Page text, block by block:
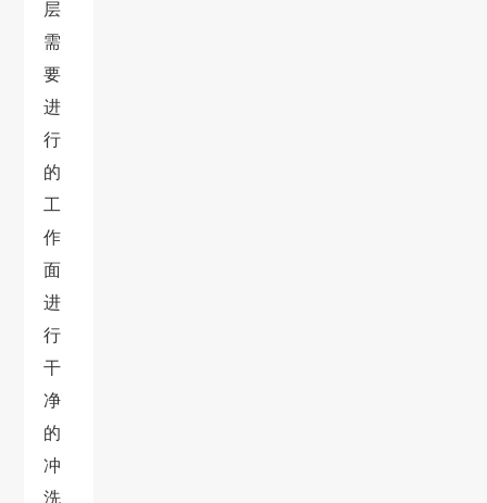
层
需
要
进
行
的
工
作
面
进
行
干
净
的
冲
洗